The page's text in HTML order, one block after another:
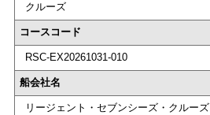
クルーズ
コースコード
RSC-EX20261031-010
船会社名
リージェント・セブンシーズ・クルーズ